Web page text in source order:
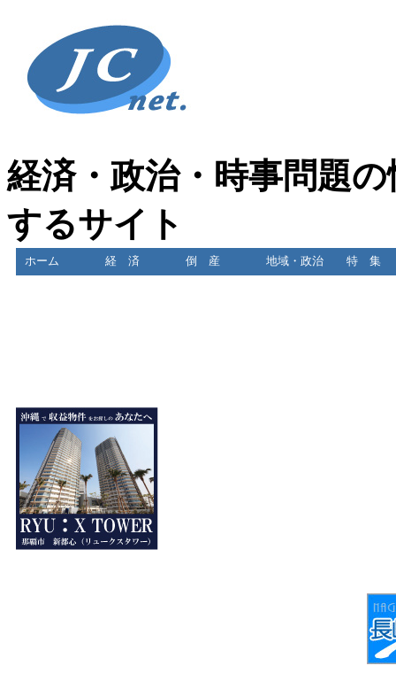
経済・政治・時事問題
するサイト
ホーム 経 済 倒 産 地域・政治 特 集